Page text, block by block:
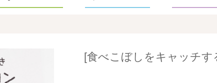
[食べこぼしをキャッチす